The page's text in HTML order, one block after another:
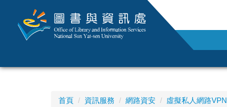
首頁 資訊服務 網路資安 虛擬私人網路VPN